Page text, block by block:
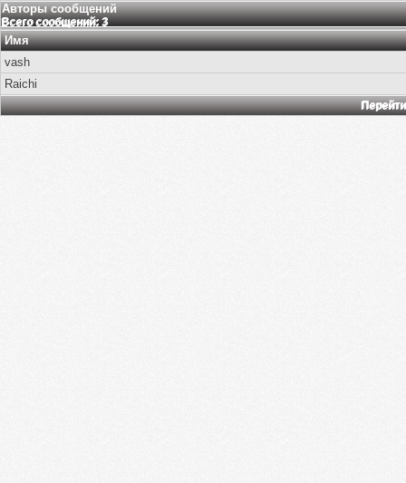
Авторы сообщений
Всего сообщений: 3
Имя
vash
Raichi